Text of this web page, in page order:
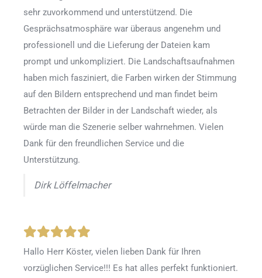
sehr zuvorkommend und unterstützend. Die
Gesprächsatmosphäre war überaus angenehm und
professionell und die Lieferung der Dateien kam
prompt und unkompliziert. Die Landschaftsaufnahmen
haben mich fasziniert, die Farben wirken der Stimmung
auf den Bildern entsprechend und man findet beim
Betrachten der Bilder in der Landschaft wieder, als
würde man die Szenerie selber wahrnehmen. Vielen
Dank für den freundlichen Service und die
Unterstützung.
Dirk Löffelmacher
Hallo Herr Köster, vielen lieben Dank für Ihren
vorzüglichen Service!!! Es hat alles perfekt funktioniert.